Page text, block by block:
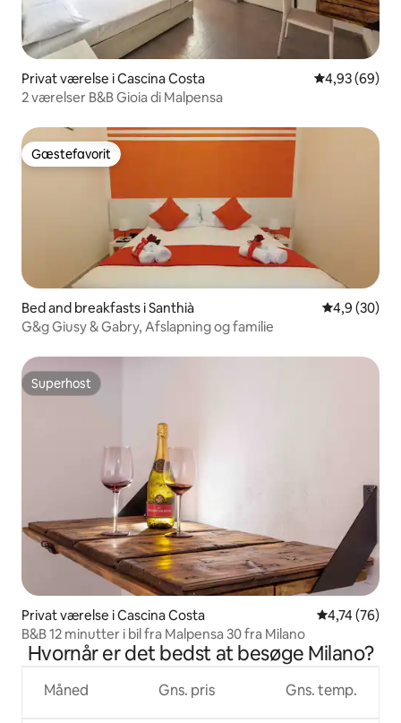
Privat værelse i Cascina Costa 4,93 ud af 5 i
4,93 (69)
2 værelser B&B Gioia di Malpensa
Gæstefavorit
Gæstefavorit
Bed and breakfasts i Santhià 4,9 ud af 5 i
4,9 (30)
G&g Giusy & Gabry, Afslapning og familie
Superhost
Superhost
Privat værelse i Cascina Costa 4,74 ud af 5
4,74 (76)
B&B 12 minutter i bil fra Malpensa 30 fra Milano
Hvornår er det bedst at besøge Milano?
Måned Gns. pris Gns. temp.